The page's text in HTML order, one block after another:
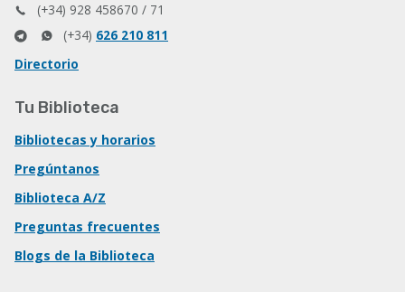
(+34) 928 458670 / 71
(+34) 626 210 811
Directorio
Tu Biblioteca
Bibliotecas y horarios
Pregúntanos
Biblioteca A/Z
Preguntas frecuentes
Blogs de la Biblioteca